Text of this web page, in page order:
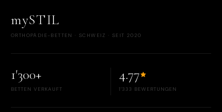
mySTIL
ORTHOPÄDIE-BETTEN · SCHWEIZ · SEIT 2020
1'300+
BETTEN VERKAUFT
4.77
1'333 BEWERTUNGEN